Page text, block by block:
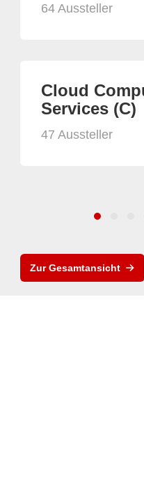
64 Aussteller
Cloud
Services (C)
47 Aussteller
Zur Gesamtansicht